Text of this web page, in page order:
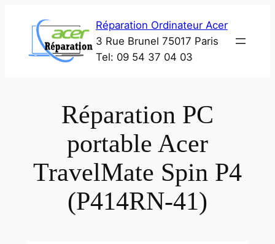
contenu
Réparation Ordinateur Acer
3 Rue Brunel 75017 Paris
Tel: 09 54 37 04 03
Réparation PC
portable Acer
TravelMate Spin P4
(P414RN-41)